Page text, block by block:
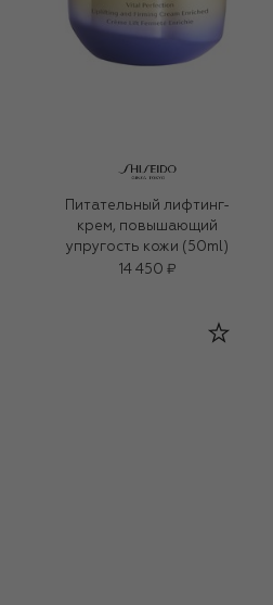
Питательный лифтинг-
крем, повышающий
упругость кожи (50ml)
14 450 ₽